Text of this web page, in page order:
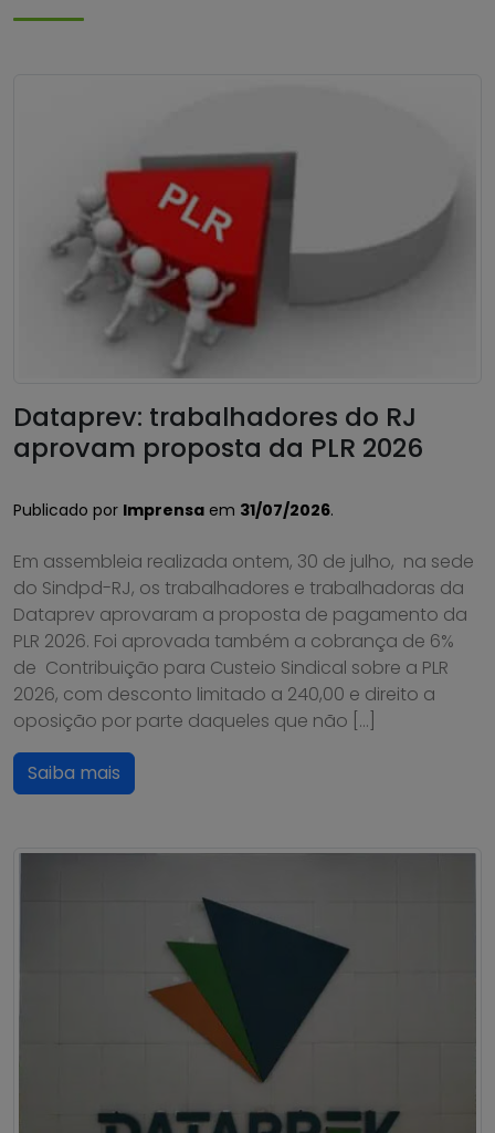
Dataprev: trabalhadores do RJ
aprovam proposta da PLR 2026
Publicado por Imprensa em 31/07/2026.
Em assembleia realizada ontem, 30 de julho, na sede
do Sindpd-RJ, os trabalhadores e trabalhadoras da
Dataprev aprovaram a proposta de pagamento da
PLR 2026. Foi aprovada também a cobrança de 6%
de Contribuição para Custeio Sindical sobre a PLR
2026, com desconto limitado a 240,00 e direito a
oposição por parte daqueles que não […]
Saiba mais